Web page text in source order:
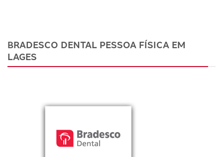
BRADESCO DENTAL PESSOA FÍSICA EM
LAGES